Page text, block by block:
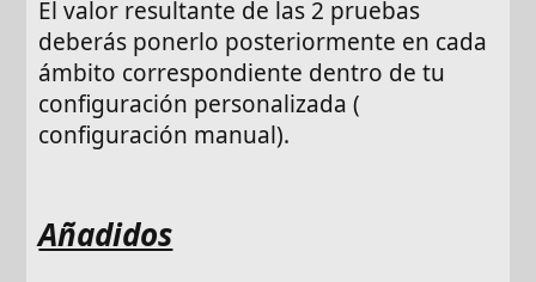
El valor resultante de las 2 pruebas
deberás ponerlo posteriormente en cada
ámbito correspondiente dentro de tu
configuración personalizada (
configuración manual).
Añadidos